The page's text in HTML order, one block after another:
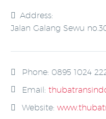
Address:
Jalan Galang Sewu
Phone: 0895 1024
Email:
Website: